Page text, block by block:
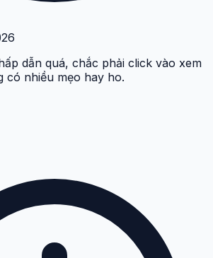
dẫn quá, chắc phải click vào xem
có nhiều mẹo hay ho.